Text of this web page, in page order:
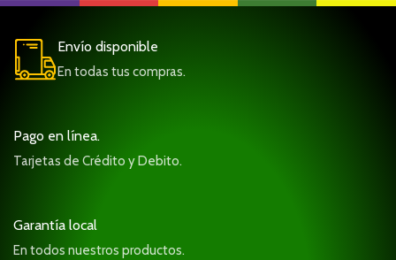
Envío disponible
En todas tus compras.
Pago en línea.
Tarjetas de Crédito y Debito.
Garantía local
En todos nuestros productos.